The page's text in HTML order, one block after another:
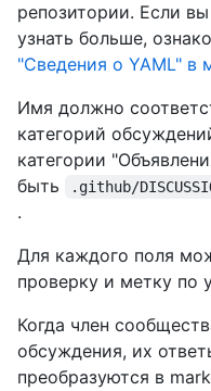
репозитории. Если
узнать больше,
"Сведения о YAML" в
Имя должно
категорий
категории
быть
.github/
.
Для каждого поля
проверку и метку по
Когда член
обсуждения, их
преобразуются в